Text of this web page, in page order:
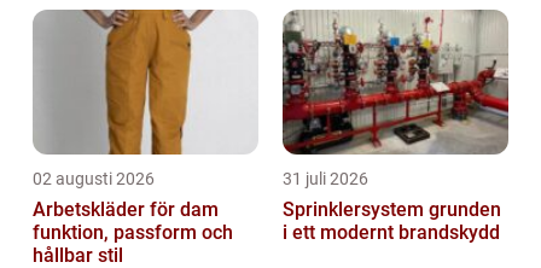
Genom att ta emot insättningar och t...
02 augusti 2026
Arbetskläder för dam
funktion, passform och
hållbar stil
31 juli 2026
Sprinklersystem grunden
i ett modernt brandskydd